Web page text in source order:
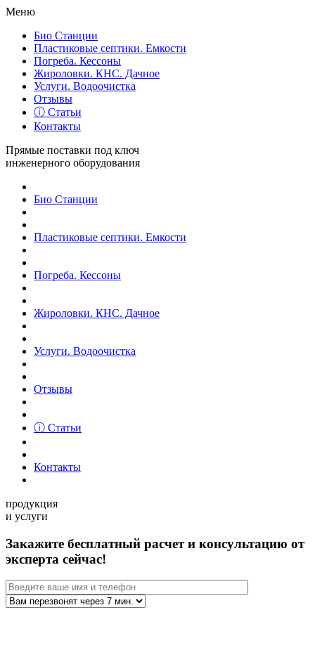
Меню
Био Станции
Пластиковые септики. Емкости
Погреба. Кессоны
Жироловки. КНС. Дачное
Услуги. Водоочистка
Отзывы
ⓘ Статьи
Контакты
Прямые поставки под ключ
инженерного оборудования
Био Станции
Пластиковые септики. Емкости
Погреба. Кессоны
Жироловки. КНС. Дачное
Услуги. Водоочистка
Отзывы
ⓘ Статьи
Контакты
продукция
и услуги
Закажите бесплатный расчет и консультацию от
эксперта сейчас!